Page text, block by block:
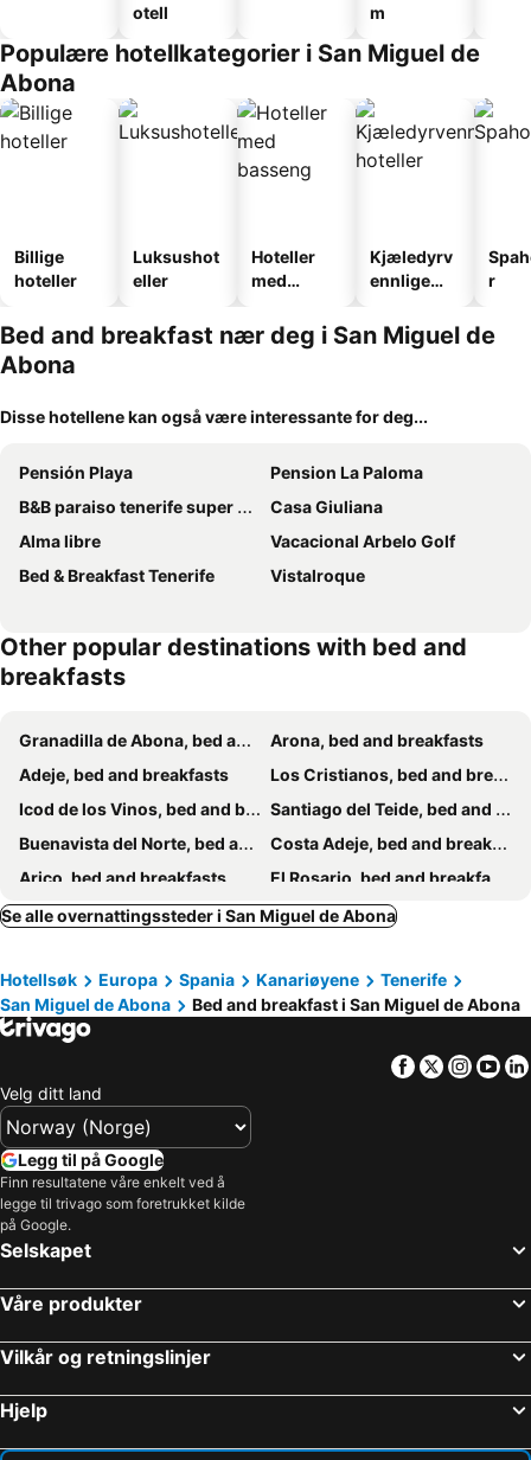
otell
m
Populære hotellkategorier i San Miguel de
Abona
Billige
hoteller
Luksushot
eller
Hoteller
med
Kjæledyrv
ennlige
r
Bed and breakfast nær deg i San Miguel de
Abona
Disse hotellene kan også være interessante for deg...
Pensión Playa
Pension La Paloma
B&B paraiso tenerife super suite
Casa Giuliana
Alma libre
Vacacional Arbelo Golf
Bed & Breakfast Tenerife
Vistalroque
Other popular destinations with bed and
breakfasts
Granadilla de Abona, bed and breakfasts
Arona, bed and breakfasts
Adeje, bed and breakfasts
Los Cristianos, bed and breakfasts
Icod de los Vinos, bed and breakfasts
Santiago del Teide, bed and breakfasts
Buenavista del Norte, bed and breakfasts
Costa Adeje, bed and breakfasts
Arico, bed and breakfasts
El Rosario, bed and breakfasts
Candelaria, bed and breakfasts
Garachico, bed and breakfasts
Fasnia, bed and breakfasts
Se alle overnattingssteder i San Miguel de Abona
Hotellsøk Europa Spania Kanariøyene
Tenerife
San Miguel de Abona
Bed and breakfast i San Miguel de Abona
Facebook
Twitter
Velg ditt land
Legg til på Google
Finn resultatene våre enkelt ved å
legge til trivago som foretrukket kilde
på Google.
Selskapet
Våre produkter
Vilkår og retningslinjer
Hjelp